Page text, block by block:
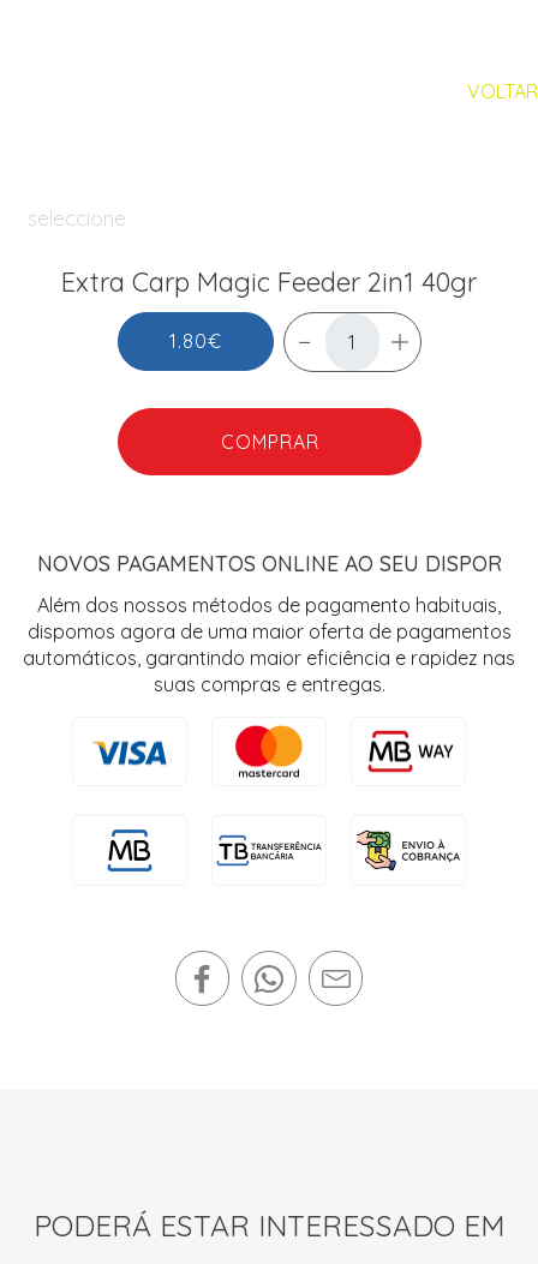
VOLTAR
seleccione
Extra Carp Magic Feeder 2in1 40gr
1.80€
COMPRAR
NOVOS PAGAMENTOS ONLINE AO SEU DISPOR
Além dos nossos métodos de pagamento habituais,
dispomos agora de uma maior oferta de pagamentos
automáticos, garantindo maior eficiência e rapidez nas
suas compras e entregas.
PODERÁ ESTAR INTERESSADO EM